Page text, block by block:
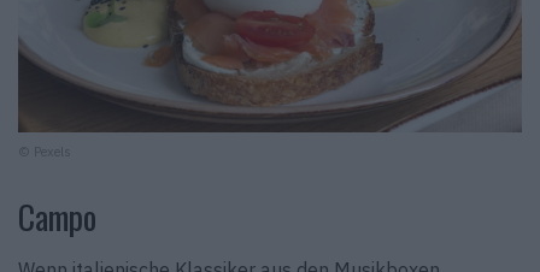
Campo